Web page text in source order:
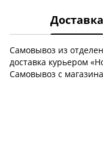
Доставка
Самовывоз из
доставка курьером
Самовывоз с